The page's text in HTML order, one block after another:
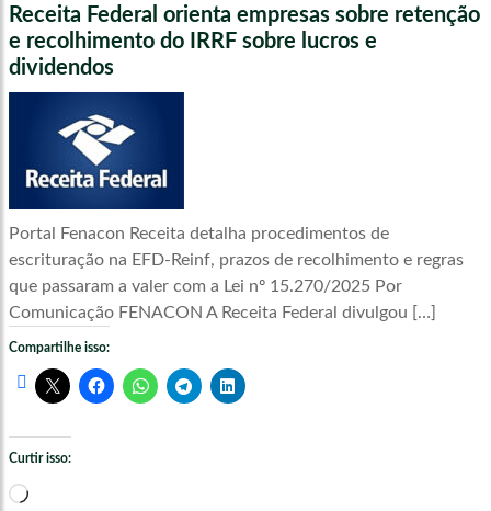
Receita Federal orienta empresas sobre retenção
e recolhimento do IRRF sobre lucros e
dividendos
Portal Fenacon Receita detalha procedimentos de
escrituração na EFD-Reinf, prazos de recolhimento e regras
que passaram a valer com a Lei nº 15.270/2025 Por
Comunicação FENACON A Receita Federal divulgou […]
Compartilhe isso:
Curtir isso:
Carregando...